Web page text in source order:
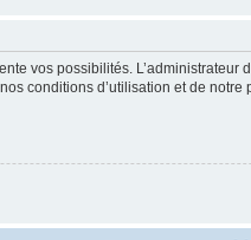
vos possibilités.
conditions d’utilisation et de